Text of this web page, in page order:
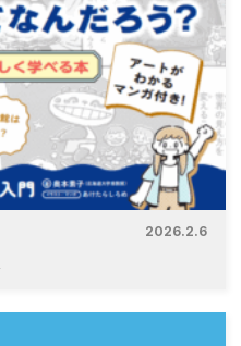
2026.2.6